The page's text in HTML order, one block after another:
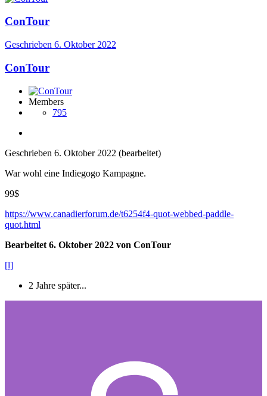
ConTour
Geschrieben 6. Oktober 2022
ConTour
Members
795
Geschrieben 6. Oktober 2022 (bearbeitet)
War wohl eine Indiegogo Kampagne.
99$
https://www.canadierforum.de/t6254f4-quot-webbed-paddle-
quot.html
Bearbeitet 6. Oktober 2022 von ConTour
[l]
2 Jahre später...